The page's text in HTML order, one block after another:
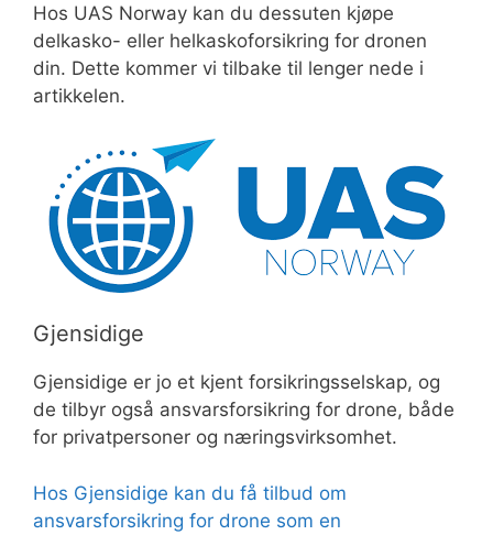
Hos UAS Norway kan du dessuten kjøpe
delkasko- eller helkaskoforsikring for dronen
din. Dette kommer vi tilbake til lenger nede i
artikkelen.
Gjensidige
Gjensidige er jo et kjent forsikringsselskap, og
de tilbyr også ansvarsforsikring for drone, både
for privatpersoner og næringsvirksomhet.
Hos Gjensidige kan du få tilbud om
ansvarsforsikring for drone som en